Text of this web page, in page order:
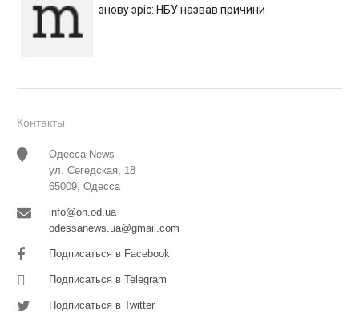
знову зріс: НБУ назвав причини
Контакты
Одесса News
ул. Сегедская, 18
65009, Одесса
info@on.od.ua
odessanews.ua@gmail.com
Подписаться в Facebook
Подписаться в Telegram
Подписаться в Twitter